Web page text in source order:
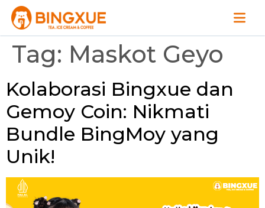
Tag: Maskot Geyo
Kolaborasi Bingxue dan
Gemoy Coin: Nikmati
Bundle BingMoy yang
Unik!